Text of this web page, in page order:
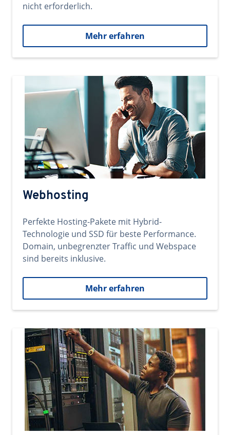
nicht erforderlich.
Mehr erfahren
Webhosting
Perfekte Hosting-Pakete mit Hybrid-
Technologie und SSD für beste Performance.
Domain, unbegrenzter Traffic und Webspace
sind bereits inklusive.
Mehr erfahren